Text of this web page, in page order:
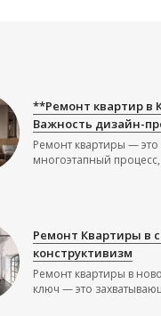
**Ремонт квартир в
Важность дизайн-
Ремонт квартиры —
многоэтапный
Ремонт Квартиры в
конструктивизм
Ремонт квартиры в
ключ — это